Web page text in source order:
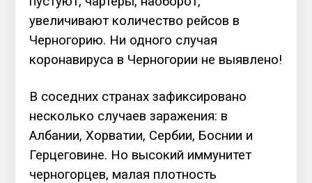
увеличивают количество рейсов в
Черногорию. Ни одного случая
коронавируса в Черногории не выявлено!
В соседних странах зафиксировано
несколько случаев заражения: в
Албании, Хорватии, Сербии, Боснии и
Герцеговине. Но высокий иммунитет
черногорцев, малая плотность